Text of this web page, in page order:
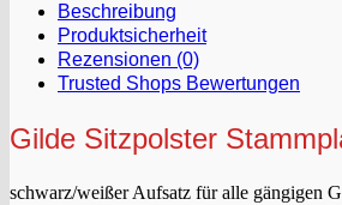
Beschreibung
Produktsicherheit
Rezensionen (0)
Trusted Shops Bewertungen
Gilde Sitzpolster
schwarz/weißer Aufsatz für alle gängigen